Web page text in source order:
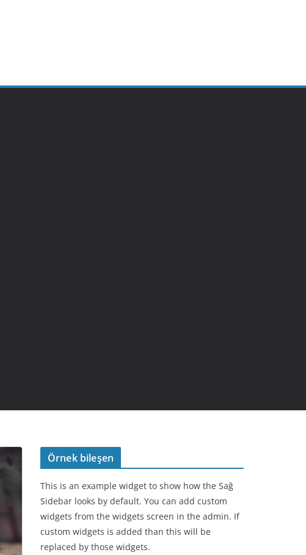
Örnek bileşen
This is an example widget to show how the Sağ
Sidebar looks by default. You can add custom
widgets from the widgets screen in the admin. If
custom widgets is added than this will be
replaced by those widgets.